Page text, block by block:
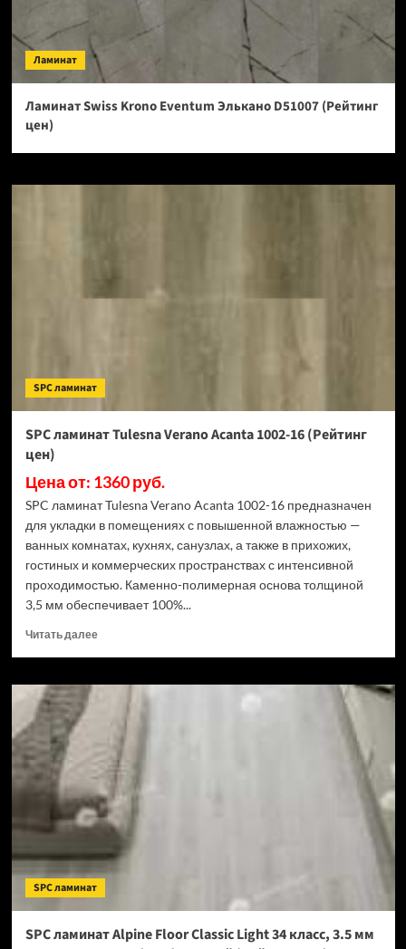
Ламинат
Ламинат Swiss Krono Eventum Элькано D51007 (Рейтинг
цен)
SPC ламинат
SPC ламинат Tulesna Verano Acanta 1002-16 (Рейтинг
цен)
Цена от: 1360 руб.
SPC ламинат Tulesna Verano Acanta 1002-16 предназначен
для укладки в помещениях с повышенной влажностью —
ванных комнатах, кухнях, санузлах, а также в прихожих,
гостиных и коммерческих пространствах с интенсивной
проходимостью. Каменно-полимерная основа толщиной
3,5 мм обеспечивает 100%...
Читать далееПрочитать
SPC
Verano
Acanta
1002-
(Рейтинг
цен)
SPC ламинат
SPC ламинат Alpine Floor Classic Light 34 класс, 3.5 мм